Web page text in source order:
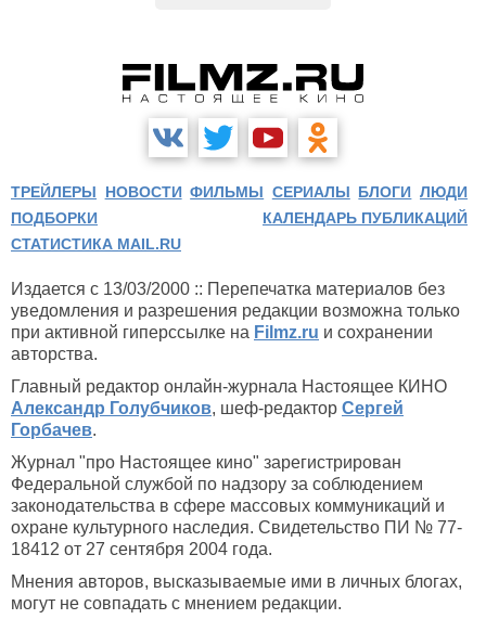
ТРЕЙЛЕРЫ НОВОСТИ ФИЛЬМЫ СЕРИАЛЫ БЛОГИ ЛЮДИ
ПОДБОРКИ
КАЛЕНДАРЬ ПУБЛИКАЦИЙ
СТАТИСТИКА MAIL.RU
Издается с 13/03/2000 :: Перепечатка материалов без
уведомления и разрешения редакции возможна только
при активной гиперссылке на Filmz.ru и сохранении
авторства.
Главный редактор онлайн-журнала Настоящее КИНО
Александр Голубчиков, шеф-редактор Сергей
Горбачев.
Журнал "про Настоящее кино" зарегистрирован
Федеральной службой по надзору за соблюдением
законодательства в сфере массовых коммуникаций и
охране культурного наследия. Свидетельство ПИ № 77-
18412 от 27 сентября 2004 года.
Мнения авторов, высказываемые ими в личных блогах,
могут не совпадать с мнением редакции.